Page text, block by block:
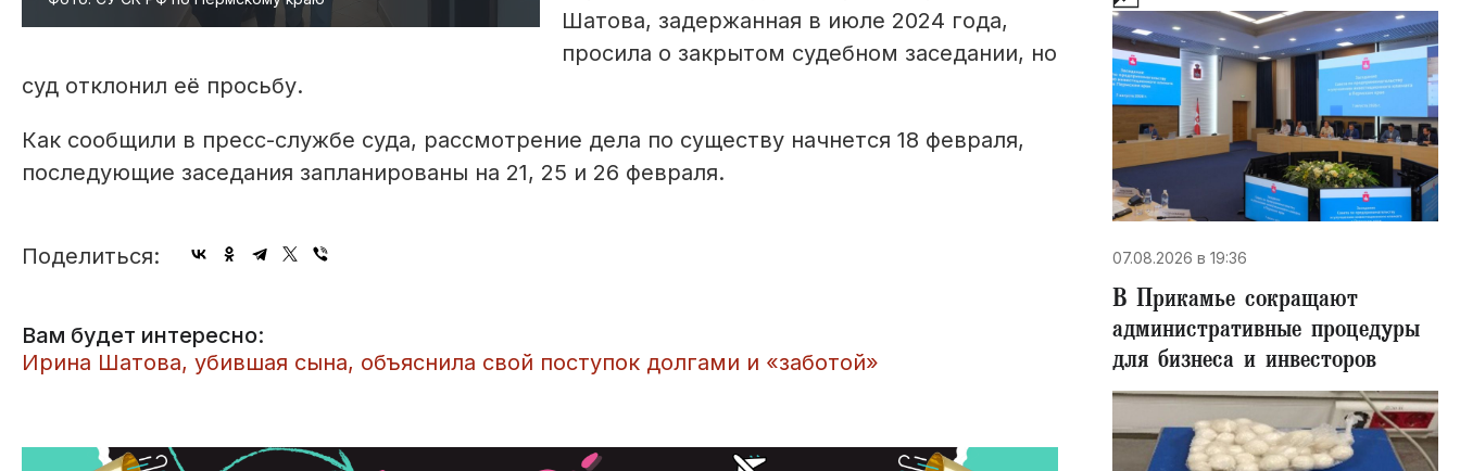
Шатова, задержанная в июле 2024 года,
просила о закрытом судебном заседании, но
суд отклонил её просьбу.
Как сообщили в пресс-службе суда, рассмотрение дела по существу начнется 18 февраля,
последующие заседания запланированы на 21, 25 и 26 февраля.
Поделиться:
Вам будет интересно:
Ирина Шатова, убившая сына, объяснила свой поступок долгами и «заботой»
07.08.2026 в 19:36
В Прикамье сокращают
административные процедуры
для бизнеса и инвесторов